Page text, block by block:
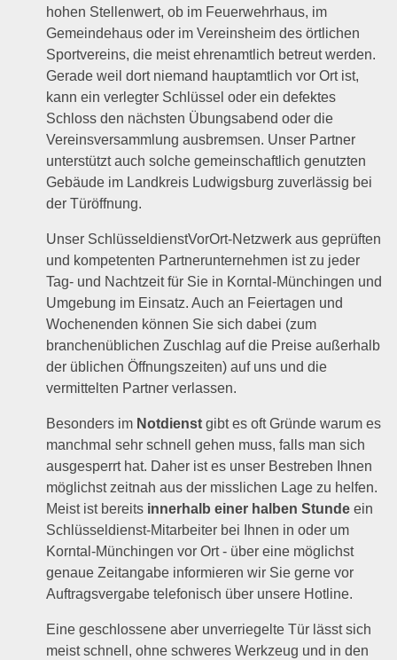
hohen Stellenwert, ob im Feuerwehrhaus, im
Gemeindehaus oder im Vereinsheim des örtlichen
Sportvereins, die meist ehrenamtlich betreut werden.
Gerade weil dort niemand hauptamtlich vor Ort ist,
kann ein verlegter Schlüssel oder ein defektes
Schloss den nächsten Übungsabend oder die
Vereinsversammlung ausbremsen. Unser Partner
unterstützt auch solche gemeinschaftlich genutzten
Gebäude im Landkreis Ludwigsburg zuverlässig bei
der Türöffnung.
Unser SchlüsseldienstVorOrt-Netzwerk aus geprüften
und kompetenten Partnerunternehmen ist zu jeder
Tag- und Nachtzeit für Sie in Korntal-Münchingen und
Umgebung im Einsatz. Auch an Feiertagen und
Wochenenden können Sie sich dabei (zum
branchenüblichen Zuschlag auf die Preise außerhalb
der üblichen Öffnungszeiten) auf uns und die
vermittelten Partner verlassen.
Besonders im Notdienst gibt es oft Gründe warum es
manchmal sehr schnell gehen muss, falls man sich
ausgesperrt hat. Daher ist es unser Bestreben Ihnen
möglichst zeitnah aus der misslichen Lage zu helfen.
Meist ist bereits innerhalb einer halben Stunde ein
Schlüsseldienst-Mitarbeiter bei Ihnen in oder um
Korntal-Münchingen vor Ort - über eine möglichst
genaue Zeitangabe informieren wir Sie gerne vor
Auftragsvergabe telefonisch über unsere Hotline.
Eine geschlossene aber unverriegelte Tür lässt sich
meist schnell, ohne schweres Werkzeug und in den